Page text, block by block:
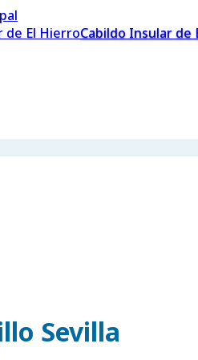
Cabildo Insular de
Sevilla